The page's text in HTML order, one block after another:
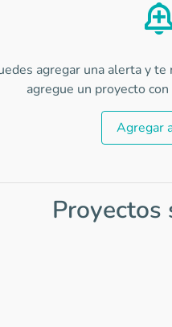
agregar una alerta y
agregue un proyecto
Agregar
Proyectos